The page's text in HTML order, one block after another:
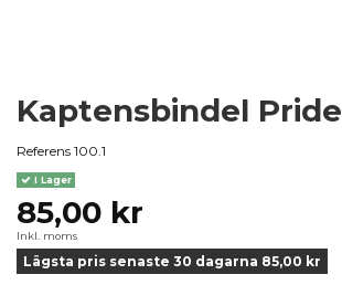
Kaptensbindel Pride
Referens 100.1
I Lager
85,00 kr
Inkl. moms
Lägsta pris senaste 30 dagarna 85,00 kr